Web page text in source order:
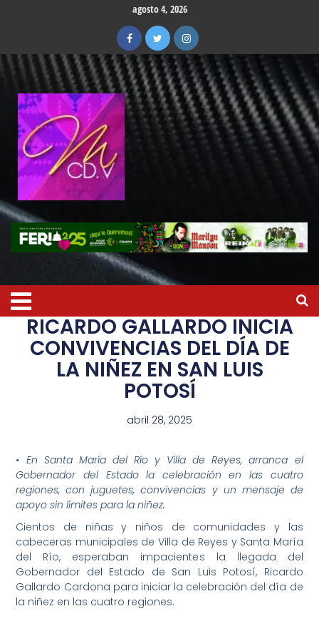
agosto 4, 2026
RICARDO GALLARDO INICIA
CONVIVENCIAS DEL DÍA DE
LA NIÑEZ EN SAN LUIS
POTOSÍ
abril 28, 2025
• En Santa María del Río y Villa de Reyes, arranca el
Gobernador del Estado la celebración en las cuatro
regiones, con juguetes, convivencias y un mensaje de
apoyo sin límites para la niñez.
Cientos de niñas y niños de comunidades y las
cabeceras municipales de Villa de Reyes y Santa María
del Río, esperaban impacientes la llegada del
Gobernador del Estado de San Luis Potosí, Ricardo
Gallardo Cardona para iniciar la celebración del día de
la niñez en las cuatro regiones.